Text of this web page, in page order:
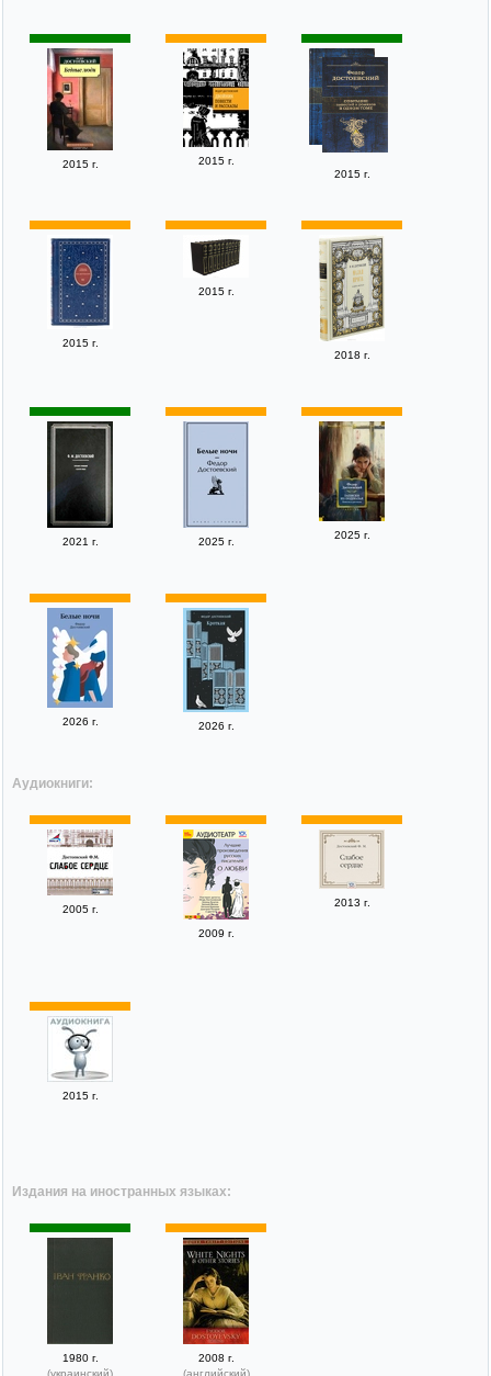
2015 г.
2015 г.
2015 г.
2015 г.
2015 г.
2018 г.
2021 г. 2025 г.
2025 г.
2026 г. 2026 г.
Аудиокниги:
2005 г.
2009 г.
2013 г.
2015 г.
Издания на иностранных языках:
1980 г.
(украинский)
2008 г.
(английский)